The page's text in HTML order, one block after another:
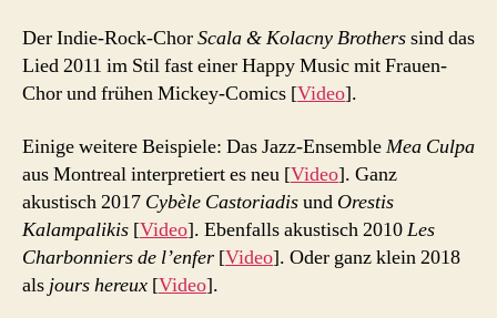
Der Indie-Rock-ChorScala & Kolacny Brotherssind das
Lied 2011 im Stil fast einer Happy Music mit Frauen-
Chor und frühen Mickey-Comics [Video].
Einige weitere Beispiele: Das Jazz-EnsembleMea Culpa
aus Montreal interpretiert es neu [Video]. Ganz
akustisch 2017 Cybèle Castoriadisund Orestis
Kalampalikis [Video]. Ebenfalls akustisch 2010Les
Charbonniers de l’enfer [Video]. Oder ganz klein 2018
als jours hereux [Video].